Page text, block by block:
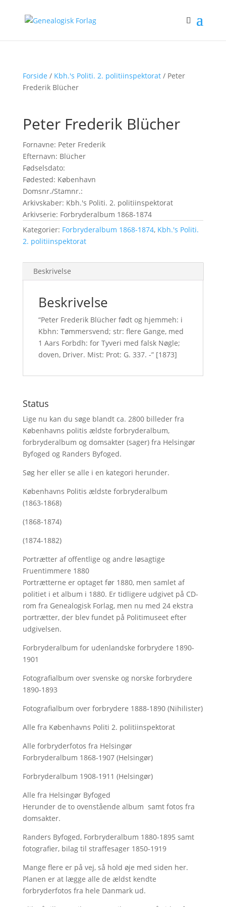
Forside / Kbh.'s Politi. 2. politiinspektorat/ Peter
Frederik Blücher
Peter Frederik Blücher
Fornavne: Peter Frederik
Efternavn: Blücher
Fødselsdato:
Fødested: København
Domsnr./Stamnr.:
Arkivskaber: Kbh.'s Politi. 2. politiinspektorat
Arkivserie: Forbryderalbum 1868-1874
Kategorier: Forbryderalbum 1868-1874, Kbh.'s Politi.
2. politiinspektorat
Beskrivelse
Beskrivelse
“Peter Frederik Blücher født og hjemmeh: i
Kbhn: Tømmersvend; str: flere Gange, med
1 Aars Forbdh: for Tyveri med falsk Nøgle;
doven, Driver. Mist: Prot: G. 337. -” [1873]
Status
Lige nu kan du søge blandt ca. 2800 billeder fra
Københavns politis ældste forbryderalbum,
forbryderalbum og domsakter (sager) fra Helsingør
Byfoged og Randers Byfoged.
Søg hereller se alle i en kategori herunder.
Københavns Politis ældste forbryderalbum
(1863-1868)
(1868-1874)
(1874-1882)
Portrætter af offentlige og andre løsagtige
Fruentimmere 1880
Portrætterne er optaget før 1880, men samlet af
politiet i et album i 1880. Er tidligere udgivet på CD-
rom fra Genealogisk Forlag, men nu med 24 ekstra
portrætter, der blev fundet på Politimuseet efter
udgivelsen.
Forbryderalbum for udenlandske forbrydere 1890-
1901
Fotografialbum over svenske og norske forbrydere
1890-1893
Fotografialbum over forbrydere 1888-1890 (Nihilister)
Alle fra Københavns Politi 2. politiinspektorat
Alle forbryderfotos fra Helsingør
Forbryderalbum 1868-1907 (Helsingør)
Forbryderalbum 1908-1911 (Helsingør)
Alle fra Helsingør Byfoged
Herunder de to ovenstående album samt fotos fra
domsakter.
Randers Byfoged, Forbryderalbum 1880-1895 samt
fotografier, bilag til straffesager 1850-1919
Mange flere er på vej, så hold øje med siden her.
Planen er at lægge alle de ældst kendte
forbryderfotos fra hele Danmark ud.